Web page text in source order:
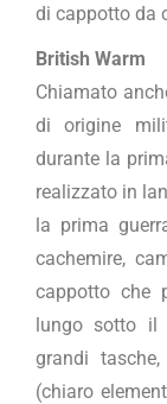
di cappotto da
British Warm
Chiamato
di origine
durante la
realizzato in
la prima
cachemire,
cappotto che
lungo sotto il
grandi
(chiaro